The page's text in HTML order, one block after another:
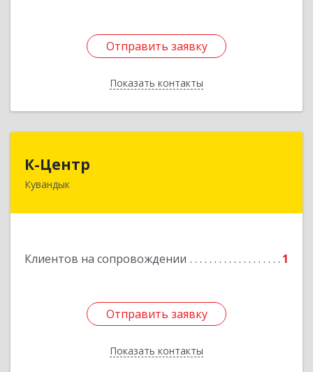
Отправить заявку
Показать контакты
Отправить заявку
Назад
К-Центр
Кувандык
Клиентов на сопровождении 1
Отправить заявку
Показать контакты
462243, Оренбургская обл, Кувандыкский р-н,
Отправить заявку
Назад